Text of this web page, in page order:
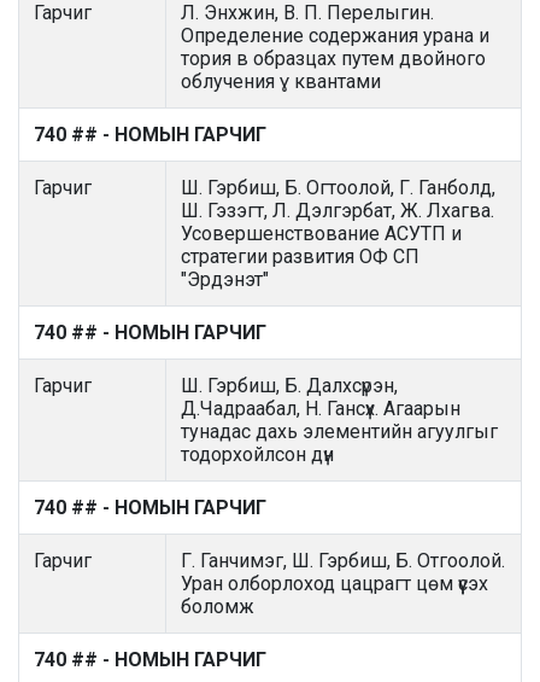
Гарчиг
Л. Энхжин, В. П. Перелыгин.
Определение содержания урана и
тория в образцах путем двойного
облучения ɣ квантами
740 ## - НОМЫН ГАРЧИГ
Гарчиг
Ш. Гэрбиш, Б. Огтоолой, Г. Ганболд,
Ш. Гэзэгт, Л. Дэлгэрбат, Ж. Лхагва.
Усовершенствование АСУТП и
стратегии развития ОФ СП
"Эрдэнэт"
740 ## - НОМЫН ГАРЧИГ
Гарчиг
Ш. Гэрбиш, Б. Далхсүрэн,
Д.Чадраабал, Н. Гансүх. Агаарын
тунадас дахь элементийн агуулгыг
тодорхойлсон дүн
740 ## - НОМЫН ГАРЧИГ
Гарчиг
Г. Ганчимэг, Ш. Гэрбиш, Б. Отгоолой.
Уран олборлоход цацрагт цөм үүсэх
боломж
740 ## - НОМЫН ГАРЧИГ